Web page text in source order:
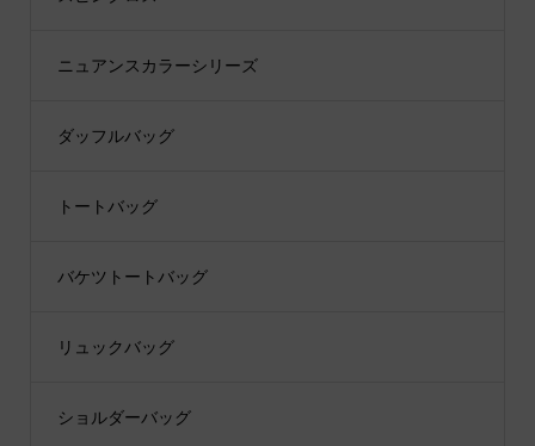
ニュアンスカラーシリーズ
ダッフルバッグ
トートバッグ
バケツトートバッグ
リュックバッグ
ショルダーバッグ